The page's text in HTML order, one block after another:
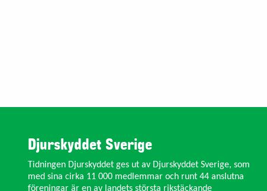
Djurskyddet Sverige
Tidningen Djurskyddet ges ut av Djurskyddet Sverige, som
med sina cirka 11 000 medlemmar och runt 44 anslutna
föreningar är en av landets största rikstäckande